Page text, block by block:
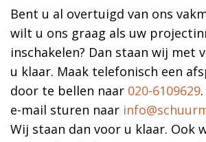
Bent u al overtuigd van ons
wilt u ons graag als uw
inschakelen? Dan staan wij met
u klaar. Maak telefonisch een
door te bellen naar 020-6109629
e-mail sturen naar
Wij staan dan voor u klaar. Ook